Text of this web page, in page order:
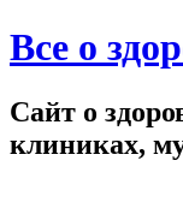
Все о
Сайт о
клиниках,